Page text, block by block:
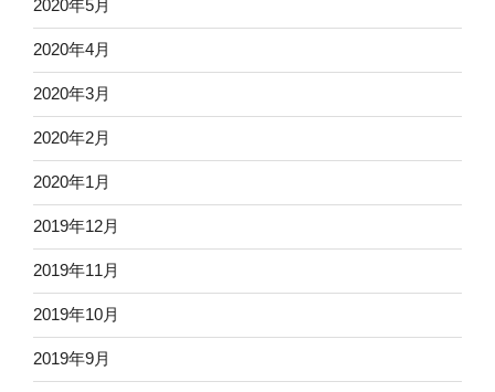
2020年5月
2020年4月
2020年3月
2020年2月
2020年1月
2019年12月
2019年11月
2019年10月
2019年9月